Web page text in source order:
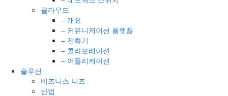
클라우드
– 개요
– 커뮤니케이션 플랫폼
– 전화기
– 콜라보레이션
– 어플리케이션
솔루션
비즈니스 니즈
산업